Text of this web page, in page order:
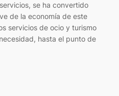
se ha convertido
de la economía de este
servicios de ocio y turismo
hasta el punto de